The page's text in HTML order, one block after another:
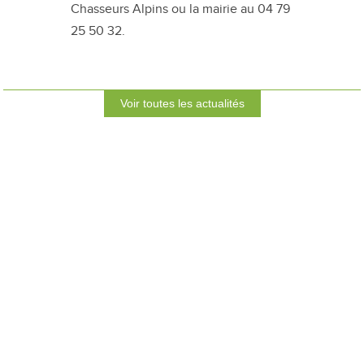
Chasseurs Alpins ou la mairie au 04 79
25 50 32.
Voir toutes les actualités